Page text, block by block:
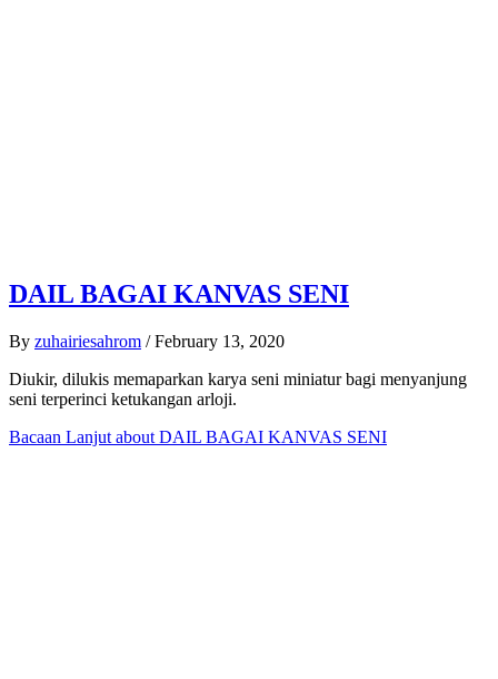
DAIL BAGAI KANVAS SENI
By zuhairiesahrom / February 13, 2020
Diukir, dilukis memaparkan karya seni miniatur bagi menyanjung
seni terperinci ketukangan arloji.
Bacaan Lanjut about DAIL BAGAI KANVAS SENI